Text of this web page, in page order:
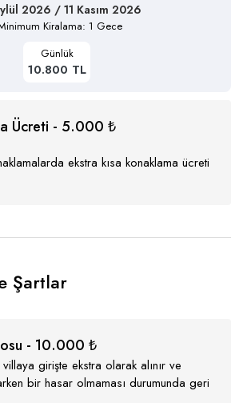
2026 / 11 Kasım 2026
Kiralama: 1 Gece
Günlük
10.800 TL
Ücreti - 5.000 ₺
ekstra kısa konaklama ücreti
Şartlar
- 10.000 ₺
girişte ekstra olarak alınır ve
bir hasar olmaması durumunda geri